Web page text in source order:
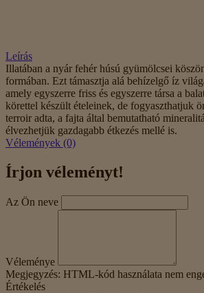
Leírás
Illatában a nyár fehér húsú gyümölcsei
formában. Ezt támasztja alá behízelgő íz
amely egyszerre friss és egyszerre társa a
körettel készült ételeinek, de fogyaszthatjuk
terroir adta, a fajta által bemutatható
élvezhetjük gazdagabb étkezés mellé is.
Vélemények (0)
Írjon véleményt!
Az Ön neve
Véleménye
Megjegyzés: HTML-kód használata nem
Értékelés